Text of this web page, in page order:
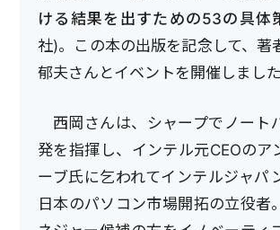
ける結果を出すための53の具体
社)。この本の出版を記念して、著
郁夫さんとイベントを開催しました
西岡さんは、シャープでノート
発を指揮し、インテル元CEOのア
ーブ氏に乞われてインテルジャパ
日本のパソコン市場開拓の立役者